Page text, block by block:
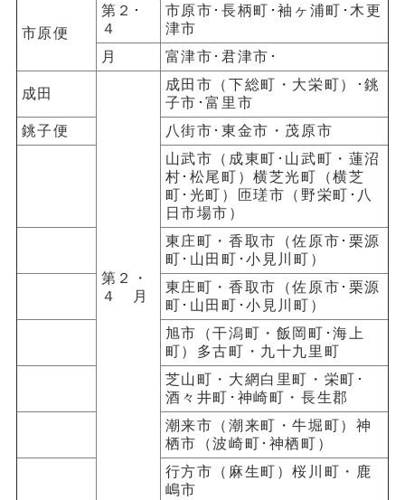
市原便
第２･
４
市原市･長柄町･袖ヶ浦町･木更
津市
月
富津市･君津市･
成田
第２・
４ 月
成田市（下総町・大栄町）･銚
子市･富里市
銚子便
八街市･東金市・茂原市
山武市（成東町･山武町・蓮沼
村･松尾町）横芝光町（横芝
町･光町）匝瑳市（野栄町･八
日市場市）
東庄町・香取市（佐原市･栗源
町･山田町･小見川町）
東庄町・香取市（佐原市･栗源
町･山田町･小見川町）
旭市（干潟町・飯岡町･海上
町）多古町・九十九里町
芝山町・大網白里町・栄町･
酒々井町･神崎町・長生郡
潮来市（潮来町・牛堀町）神
栖市（波崎町･神栖町）
行方市（麻生町）桜川町・鹿
嶋市